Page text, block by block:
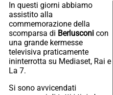
In questi giorni abbiamo
assistito alla
commemorazione della
scomparsa di Berlusconi con
una grande kermesse
televisiva praticamente
ininterrotta su Mediaset, Rai e
La 7.
Si sono avvicendati